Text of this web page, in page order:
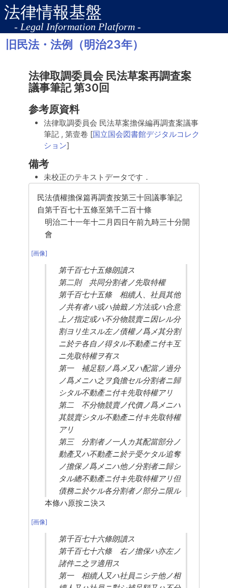
法律情報基盤
- Legal Information Platform -
旧民法・法例（明治23年）
法律取調委員会 民法草案再調査案
議事筆記 第30回
参考原資料
法律取調委員会 民法草案擔保編再調査案議事
筆記 , 第壹卷 [国立国会図書館デジタルコレク
ション]
備考
未校正のテキストデータです．
民法債權擔保篇再調査按第三十回議事筆記
自第千百七十五條至第千二百十條
明治二十一年十二月四日午前九時三十分開
會
[画像]
第千百七十五條朗讀ス
第二則　共同分割者ノ先取特權
第千百七十五條　相續人、社員其他
ノ共有者ハ或ハ抽籤ノ方法或ハ合意
上ノ指定或ハ不分物競賣ニ因レル分
割ヨリ生スル左ノ債權ノ爲メ其分割
ニ於テ各自ノ得タル不動產ニ付キ互
ニ先取特權ヲ有ス
第一　補足額ノ爲メ又ハ配當ノ過分
ノ爲メニハ之ヲ負擔セル分割者ニ歸
シタル不動產ニ付キ先取特權アリ
第二　不分物競賣ノ代價ノ爲メニハ
其競賣シタル不動產ニ付キ先取特權
アリ
第三　分割者ノ一人カ其配當部分ノ
動產又ハ不動產ニ於テ受ケタル追奪
ノ擔保ノ爲メニハ他ノ分割者ニ歸シ
タル總不動產ニ付キ先取特權アリ但
債務ニ於ケル各分割者ノ部分ニ限ル
本條ハ原按ニ決ス
[画像]
第千百七十六條朗讀ス
第千百七十六條　右ノ擔保ハ亦左ノ
諸件ニ之ヲ適用ス
第一　相續人又ハ社員ニシテ他ノ相